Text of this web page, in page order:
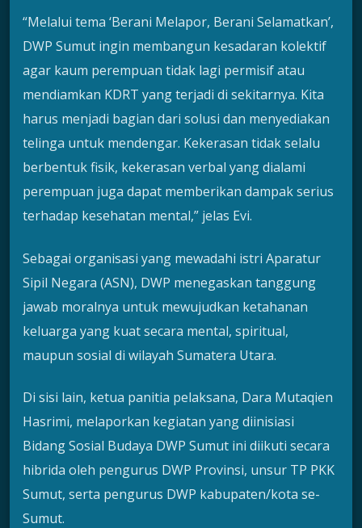
“Melalui tema ‘Berani Melapor, Berani Selamatkan’,
DWP Sumut ingin membangun kesadaran kolektif
agar kaum perempuan tidak lagi permisif atau
mendiamkan KDRT yang terjadi di sekitarnya. Kita
harus menjadi bagian dari solusi dan menyediakan
telinga untuk mendengar. Kekerasan tidak selalu
berbentuk fisik, kekerasan verbal yang dialami
perempuan juga dapat memberikan dampak serius
terhadap kesehatan mental,” jelas Evi.
Sebagai organisasi yang mewadahi istri Aparatur
Sipil Negara (ASN), DWP menegaskan tanggung
jawab moralnya untuk mewujudkan ketahanan
keluarga yang kuat secara mental, spiritual,
maupun sosial di wilayah Sumatera Utara.
Di sisi lain, ketua panitia pelaksana, Dara Mutaqien
Hasrimi, melaporkan kegiatan yang diinisiasi
Bidang Sosial Budaya DWP Sumut ini diikuti secara
hibrida oleh pengurus DWP Provinsi, unsur TP PKK
Sumut, serta pengurus DWP kabupaten/kota se-
Sumut.